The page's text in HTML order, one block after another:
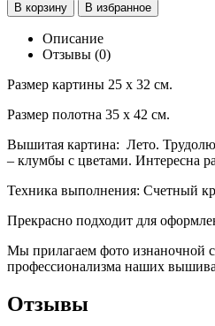
В корзину В избранное
Описание
Отзывы (0)
Размер картины 25 х 32 см.
Размер полотна 35 х 42 см.
Вышитая картина: Лето.
– клумбы с цветами. Интересна
Техника выполнения: Счетный
Прекрасно подходит для
Мы прилагаем фото изнаночной
профессионализма наших
Отзывы